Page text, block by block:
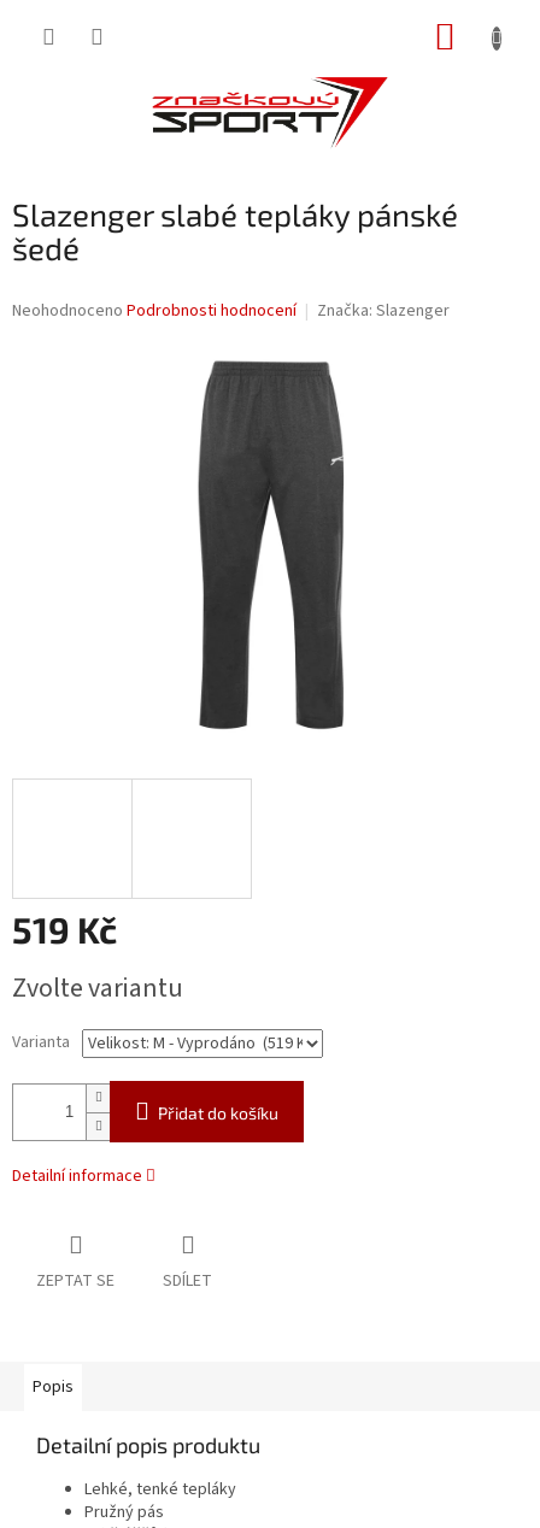
Slazenger slabé tepláky pánské
šedé
Průměrné
Neohodnoceno Podrobnosti hodnocení Značka: Slazenger
519 Kč
cena:
Zvolte variantu
Varianta
Přidat do košíku
Detailní informace
ZEPTAT SE SDÍLET
Popis
Detailní popis produktu
Lehké, tenké tepláky
Pružný pás